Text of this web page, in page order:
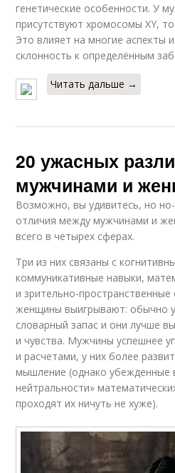
генетические особенности. У
присутствуют хромосомы XY,
Это влияет на многие аспекты
склонность к определённым
Читать дальше →
20 ужасных
мужчинами и
Возможно, вы удивитесь, но
отличия между мужчинами и
всего в четырех сферах.
Три из них связаны с
коммуникативные навыки,
и зрительно-
женщины выигрывают: обычно
словарный запас и они лучше
и чувства. Мужчины успешнее
и расчетами, у них более
мышление (однако убежденные
нейтральности»
проходят их ничуть не хуже).